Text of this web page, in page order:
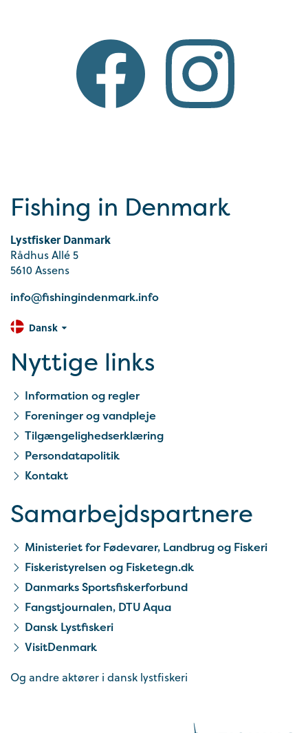
Fishing in Denmark
Lystfisker Danmark
Rådhus Allé 5
5610 Assens
info@fishingindenmark.info
Dansk
Nyttige links
Information og regler
Foreninger og vandpleje
Tilgængelighedserklæring
Persondatapolitik
Kontakt
Samarbejds­partnere
Ministeriet for Fødevarer, Landbrug og Fiskeri
Fiskeristyrelsen og Fisketegn.dk
Danmarks Sportsfiskerforbund
Fangstjournalen, DTU Aqua
Dansk Lystfiskeri
VisitDenmark
Og andre aktører i dansk lystfiskeri